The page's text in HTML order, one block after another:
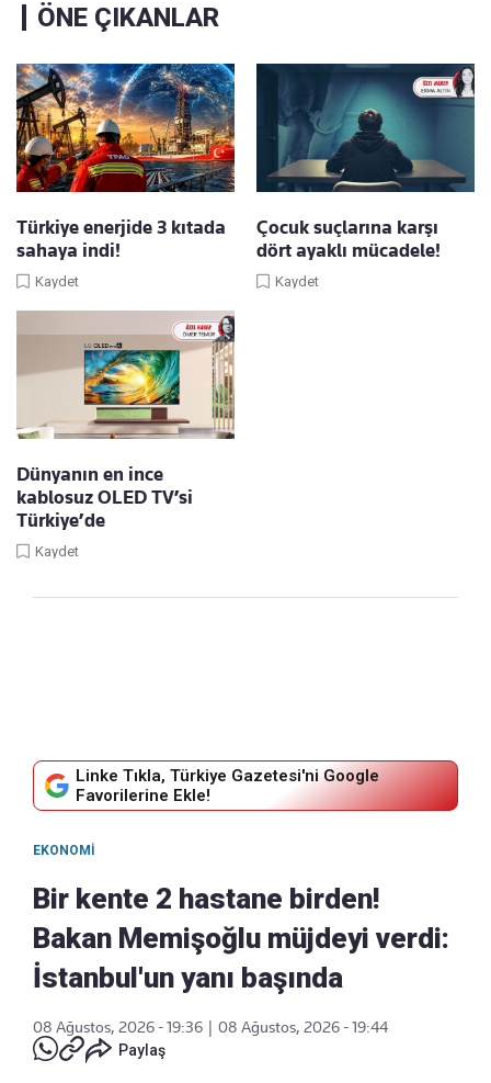
ÖNE ÇIKANLAR
Türkiye enerjide 3 kıtada
sahaya indi!
Kaydet
Çocuk suçlarına karşı
dört ayaklı mücadele!
Kaydet
Dünyanın en ince
kablosuz OLED TV’si
Türkiye’de
Kaydet
Linke Tıkla, Türkiye Gazetesi'ni Google
Favorilerine Ekle!
EKONOMI
Bir kente 2 hastane birden!
Bakan Memişoğlu müjdeyi verdi:
İstanbul'un yanı başında
08 Ağustos, 2026 - 19:36
08 Ağustos, 2026 - 19:44
Paylaş